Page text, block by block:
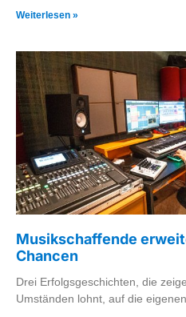
Weiterlesen »
Musikschaffende
Chancen
Drei Erfolgsgeschichten, die
Umständen lohnt, auf die